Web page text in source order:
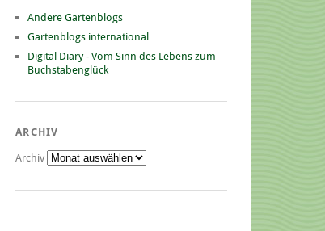
Andere Gartenblogs
Gartenblogs international
Digital Diary - Vom Sinn des Lebens zum
Buchstabenglück
ARCHIV
Archiv